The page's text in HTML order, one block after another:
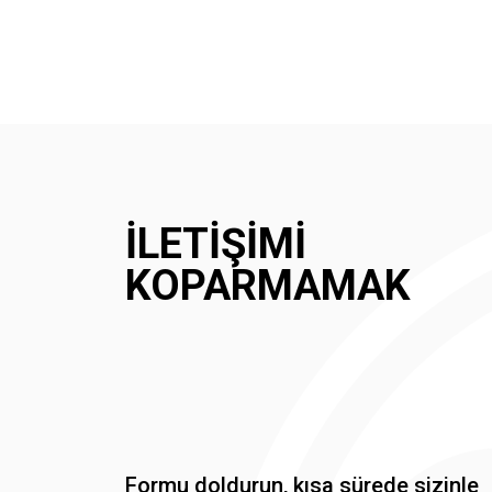
İLETIŞIMI
KOPARMAMAK
Formu doldurun, kısa sürede sizinle